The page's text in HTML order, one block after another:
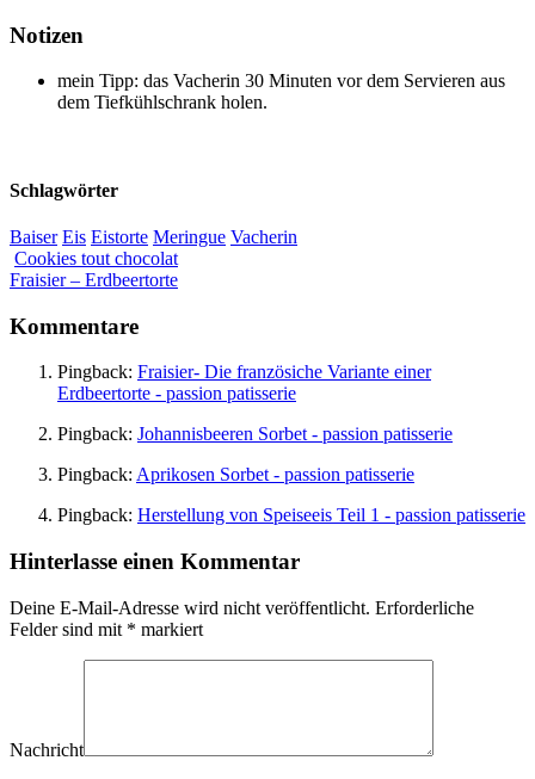
Notizen
mein Tipp: das Vacherin 30 Minuten vor dem Servieren aus
dem Tiefkühlschrank holen.
Schlagwörter
Baiser Eis Eistorte Meringue Vacherin
Cookies tout chocolat
Fraisier – Erdbeertorte
Kommentare
Pingback: Fraisier- Die französiche Variante einer
Erdbeertorte - passion patisserie
Pingback: Johannisbeeren Sorbet - passion patisserie
Pingback: Aprikosen Sorbet - passion patisserie
Pingback: Herstellung von Speiseeis Teil 1 - passion patisserie
Hinterlasse einen Kommentar
Deine E-Mail-Adresse wird nicht veröffentlicht. Erforderliche
Felder sind mit * markiert
Nachricht